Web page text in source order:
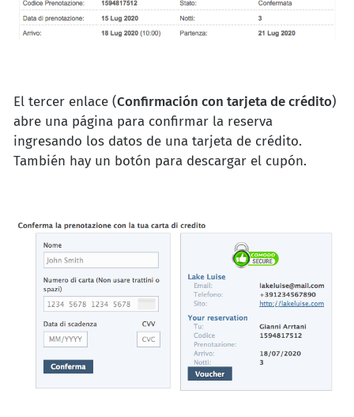
El tercer enlace (Confirmación con tarjeta de crédito)
abre una página para confirmar la reserva
ingresando los datos de una tarjeta de crédito.
También hay un botón para descargar el cupón.